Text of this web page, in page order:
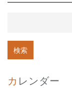
カレンダー